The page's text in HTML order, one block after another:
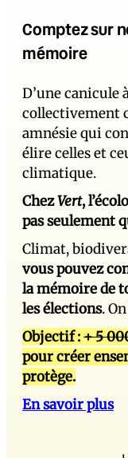
Comptez sur
mémoire
D’une canicule
collectivement
amnésie qui
élire celles et
climatique.
ChezVert,
pas seulement
Climat,
vous pouvez
la mémoire de
les élections.
Objectif :+ 5
pour créer
protège.
En savoir plus